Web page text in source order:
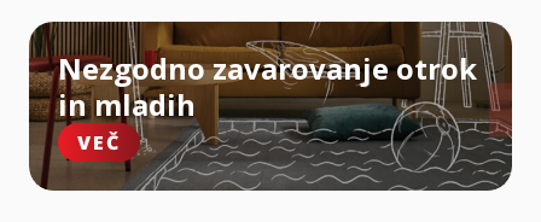
Nezgodno zavarovanje otrok
in mladih
VEČ